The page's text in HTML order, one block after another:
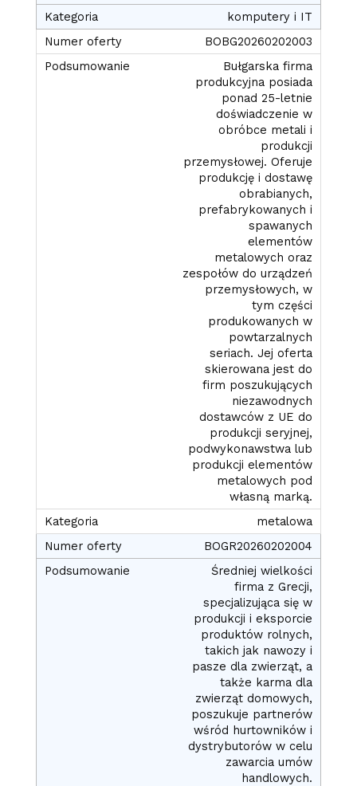
komputery i IT
BOBG20260202003
Bułgarska firma
produkcyjna posiada
ponad 25-letnie
doświadczenie w
obróbce metali i
produkcji
przemysłowej. Oferuje
produkcję i dostawę
obrabianych,
prefabrykowanych i
spawanych
elementów
metalowych oraz
zespołów do urządzeń
przemysłowych, w
tym części
produkowanych w
powtarzalnych
seriach. Jej oferta
skierowana jest do
firm poszukujących
niezawodnych
dostawców z UE do
produkcji seryjnej,
podwykonawstwa lub
produkcji elementów
metalowych pod
własną marką.
metalowa
BOGR20260202004
Średniej wielkości
firma z Grecji,
specjalizująca się w
produkcji i eksporcie
produktów rolnych,
takich jak nawozy i
pasze dla zwierząt, a
także karma dla
zwierząt domowych,
poszukuje partnerów
wśród hurtowników i
dystrybutorów w celu
zawarcia umów
handlowych.